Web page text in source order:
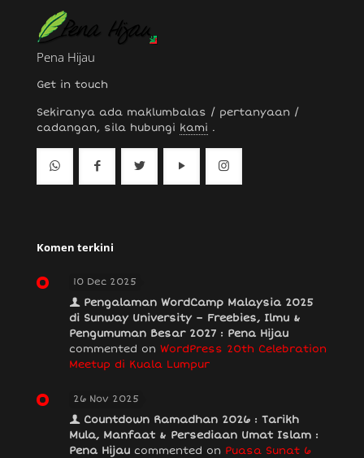
Pena Hijau
Get in touch
Sekiranya ada maklumbalas / pertanyaan /
cadangan, sila hubungi kami .
Komen terkini
10 Dec 2025
Pengalaman WordCamp Malaysia 2025
di Sunway University – Freebies, Ilmu &
Pengumuman Besar 2027 : Pena Hijau
commented on WordPress 20th Celebration
Meetup di Kuala Lumpur
26 Nov 2025
Countdown Ramadhan 2026 : Tarikh
Mula, Manfaat & Persediaan Umat Islam :
Pena Hijau commented on Puasa Sunat 6